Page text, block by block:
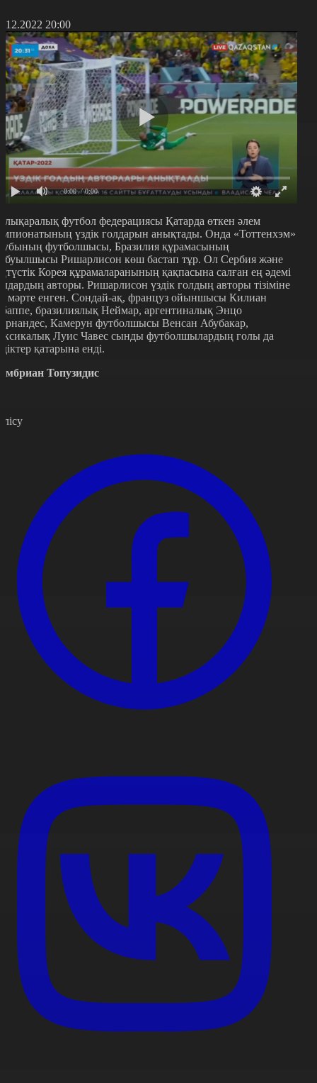
20:00
0:00 / 0:00
футбол федерациясы Қатарда өткен әлем
үздік голдарын анықтады. Онда «Тоттенхэм»
футболшысы, Бразилия құрамасының
Ришарлисон көш бастап тұр. Ол Сербия және
Корея құрамаларанының қақпасына салған ең әдемі
авторы. Ришарлисон үздік голдың авторы тізіміне
мәрте енген. Сондай-ақ, француз ойыншысы Килиан
бразилиялық Неймар, аргентиналық Энцо
Камерун футболшысы Венсан Абубакар,
Луис Чавес сынды футболшылардың голы да
қатарына енді.
Топузидис